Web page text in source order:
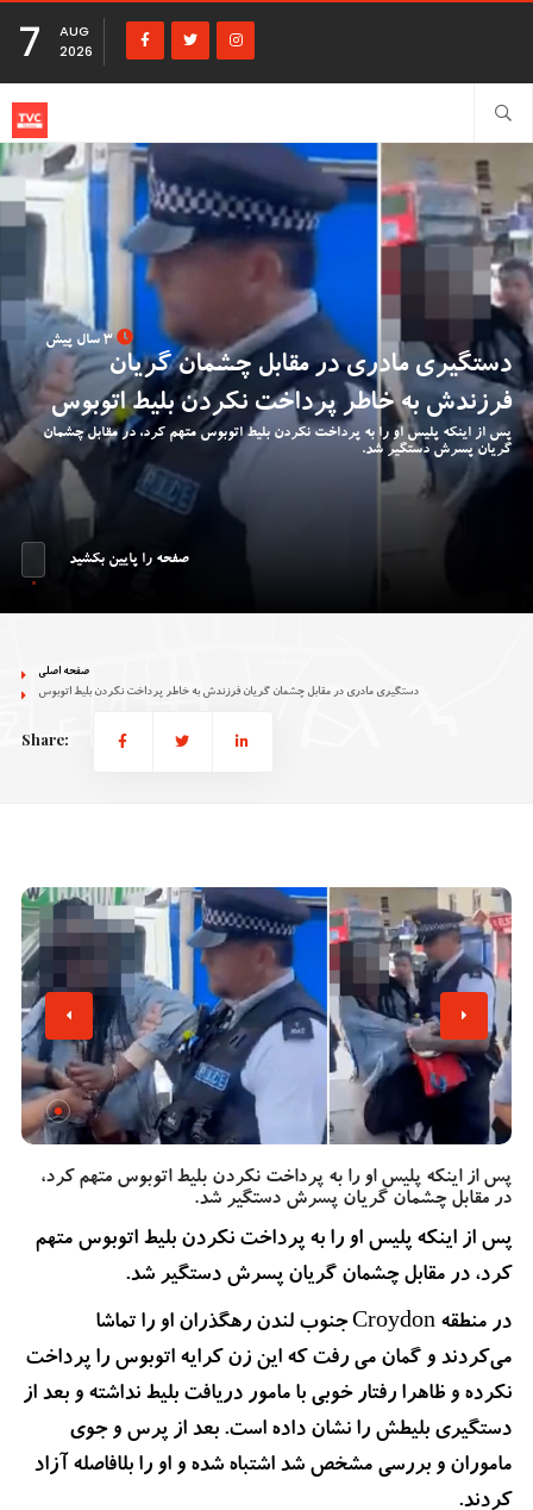
7
AUG
2026
3 سال پیش
دستگیری مادری در مقابل چشمان گریان
فرزندش به خاطر پرداخت نکردن بلیط اتوبوس
پس از اینکه پلیس او را به پرداخت نکردن بلیط اتوبوس متهم کرد، در مقابل چشمان
گریان پسرش دستگیر شد.
صفحه را پایین بکشید
صفحه اصلی
دستگیری مادری در مقابل چشمان گریان فرزندش به خاطر پرداخت نکردن بلیط اتوبوس
Share:
پس از اینکه پلیس او را به پرداخت نکردن بلیط اتوبوس متهم کرد،
در مقابل چشمان گریان پسرش دستگیر شد.
پس از اینکه پلیس او را به پرداخت نکردن بلیط اتوبوس متهم
کرد، در مقابل چشمان گریان پسرش دستگیر شد.
در منطقه Croydon جنوب لندن رهگذران او را تماشا
می‌کردند و گمان می رفت که این زن کرایه اتوبوس را پرداخت
نکرده و ظاهرا رفتار خوبی با مامور دریافت بلیط نداشته و بعد از
دستگیری بلیطش را نشان داده است. بعد از پرس و جوی
ماموران و بررسی مشخص شد اشتباه شده و او را بلافاصله آزاد
کردند.